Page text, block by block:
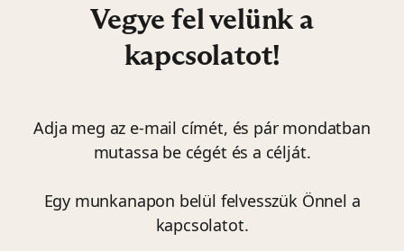
Vegye fel velünk a
kapcsolatot!
Adja meg az e-mail címét, és pár mondatban
mutassa be cégét és a célját.
Egy munkanapon belül felvesszük Önnel a
kapcsolatot.